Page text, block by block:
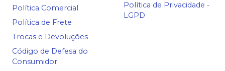
Política Comercial
Política de Frete
Trocas e Devoluções
Código de Defesa do
Consumidor
Política de Privacidade -
LGPD